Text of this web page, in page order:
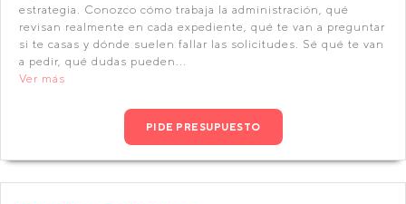
estrategia. Conozco cómo trabaja la administración, qué
revisan realmente en cada expediente, qué te van a preguntar
si te casas y dónde suelen fallar las solicitudes. Sé qué te van
a pedir, qué dudas pueden...
Ver más
PIDE PRESUPUESTO